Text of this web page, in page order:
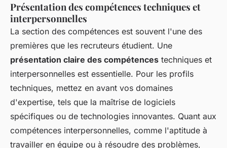
Présentation des compétences techniques et
interpersonnelles
La section des compétences est souvent l'une des
premières que les recruteurs étudient. Une
présentation claire des compétences techniques et
interpersonnelles est essentielle. Pour les profils
techniques, mettez en avant vos domaines
d'expertise, tels que la maîtrise de logiciels
spécifiques ou de technologies innovantes. Quant aux
compétences interpersonnelles, comme l'aptitude à
travailler en équipe ou à résoudre des problèmes,